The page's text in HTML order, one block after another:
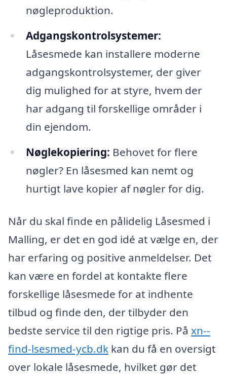
nøgleproduktion.
Adgangskontrolsystemer:
Låsesmede kan installere moderne
adgangskontrolsystemer, der giver
dig mulighed for at styre, hvem der
har adgang til forskellige områder i
din ejendom.
Nøglekopiering: Behovet for flere
nøgler? En låsesmed kan nemt og
hurtigt lave kopier af nøgler for dig.
Når du skal finde en pålidelig Låsesmed i
Malling, er det en god idé at vælge en, der
har erfaring og positive anmeldelser. Det
kan være en fordel at kontakte flere
forskellige låsesmede for at indhente
tilbud og finde den, der tilbyder den
bedste service til den rigtige pris. På xn--
find-lsesmed-ycb.dk kan du få en oversigt
over lokale låsesmede, hvilket gør det